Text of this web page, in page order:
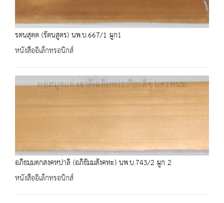
รตนสุตฺต (รัตนสูตร) นพ.บ.667/1 ผูก1
หนังสืออิเล็กทรอนิกส์
อภิธมฺมตฺกสงฺคหปาลิ (อภิธัมมสังคหะ) นพ.บ.743/2 ผูก 2
หนังสืออิเล็กทรอนิกส์